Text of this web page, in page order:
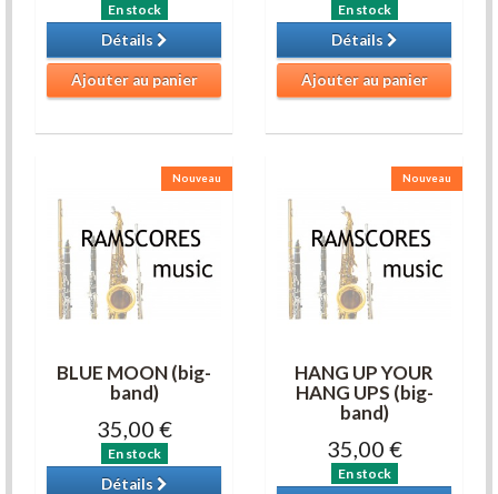
En stock
Détails
Ajouter au panier
En stock
Détails
Ajouter au panier
Nouveau
BLUE MOON (big-
band)
35,00 €
En stock
Détails
Nouveau
HANG UP YOUR
HANG UPS (big-
band)
35,00 €
En stock